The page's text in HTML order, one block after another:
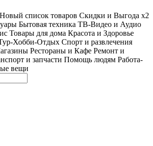
Новый список товаров Скидки и Выгода x2
Бытовая техника ТВ-Видео и Аудио
Товары для дома Красота и Здоровье
Хобби-Отдых Спорт и развлечения
Рестораны и Кафе Ремонт и
и запчасти Помощь людям Работа-
вещи